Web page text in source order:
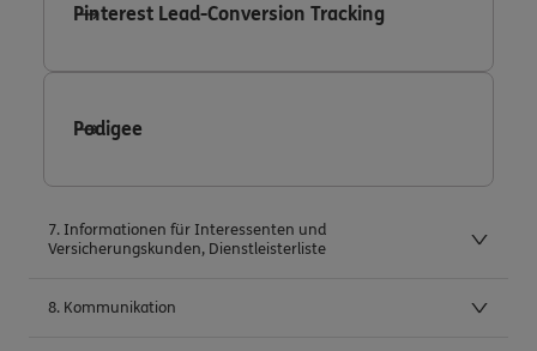
Pinterest Lead-Conversion Tracking
Podigee
7. Informationen für Interessenten und
Versicherungskunden, Dienstleisterliste
8. Kommunikation